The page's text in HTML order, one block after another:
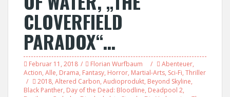
CLOVERFIELD
PARADOX“…
Februar 11, 2018 Florian Wurfbaum Abenteuer,
Action, Alle, Drama, Fantasy, Horror, Martial-Arts, Sci-Fi, Thriller
2018, Altered Carbon, Audioprodukt, Beyond Skyline,
Black Panther, Day of the Dead: Bloodline, Deadpool 2,